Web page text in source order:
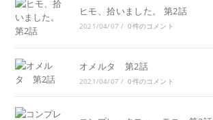
ヒモ、拾いました。 第2話
2021/04/07 / 0件のコメント
オメルタ 第2話
2021/04/07 / 0件のコメント